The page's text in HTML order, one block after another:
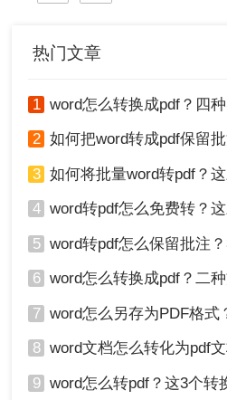
热门文章
1 word怎么转换成pdf？四种实用方法对
2 如何把word转成pdf保留批注
3 如何将批量word转pdf？这三种
4 word转pdf怎么免费转？
5 word转pdf怎么保留批注？3
6 word怎么转换成pdf？二
7 word怎么另存为PDF格式？
8 word文档怎么转化为pdf文档？3 种实用转
9 word怎么转pdf？这3个转